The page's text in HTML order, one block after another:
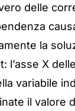
delle
la
l’asse X
variabile
il valore